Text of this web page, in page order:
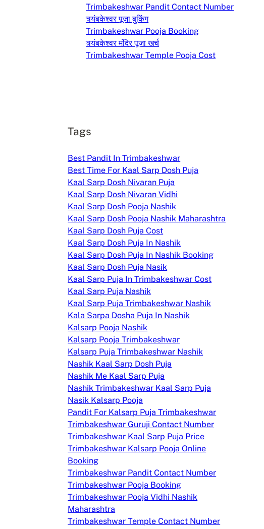
Trimbakeshwar Pandit Contact Number
त्र्यंबकेश्वर पूजा बुकिंग
Trimbakeshwar Pooja Booking
त्र्यंबकेश्वर मंदिर पूजा खर्च
Trimbakeshwar Temple Pooja Cost
Tags
Best Pandit In Trimbakeshwar
Best Time For Kaal Sarp Dosh Puja
Kaal Sarp Dosh Nivaran Puja
Kaal Sarp Dosh Nivaran Vidhi
Kaal Sarp Dosh Pooja Nashik
Kaal Sarp Dosh Pooja Nashik Maharashtra
Kaal Sarp Dosh Puja Cost
Kaal Sarp Dosh Puja In Nashik
Kaal Sarp Dosh Puja In Nashik Booking
Kaal Sarp Dosh Puja Nasik
Kaal Sarp Puja In Trimbakeshwar Cost
Kaal Sarp Puja Nashik
Kaal Sarp Puja Trimbakeshwar Nashik
Kala Sarpa Dosha Puja In Nashik
Kalsarp Pooja Nashik
Kalsarp Pooja Trimbakeshwar
Kalsarp Puja Trimbakeshwar Nashik
Nashik Kaal Sarp Dosh Puja
Nashik Me Kaal Sarp Puja
Nashik Trimbakeshwar Kaal Sarp Puja
Nasik Kalsarp Pooja
Pandit For Kalsarp Puja Trimbakeshwar
Trimbakeshwar Guruji Contact Number
Trimbakeshwar Kaal Sarp Puja Price
Trimbakeshwar Kalsarp Pooja Online
Booking
Trimbakeshwar Pandit Contact Number
Trimbakeshwar Pooja Booking
Trimbakeshwar Pooja Vidhi Nashik
Maharashtra
Trimbakeshwar Temple Contact Number